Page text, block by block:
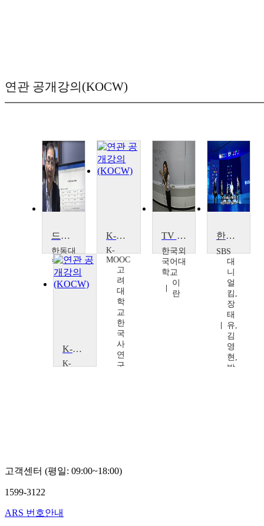
연관 공개강의(KOCW)
드라마 속의 주제들
한동대
학교
허
명
K-드라마 인물사
K-
MOOC
고
려
대
학
교
한
국
사
연
구
호
TV 드라마 시나리오 작법
한국외
국어대
학교
이
란
한류 드라마, 세계에 通하다
SBS
대
니
얼
킴,
장
태
유,
김
영
현,
박
K-드라마로 배우는 한국어 의사소통의 기초
K-
스
토
고객센터 (평일: 09:00~18:00)
1599-3122
ARS 번호안내